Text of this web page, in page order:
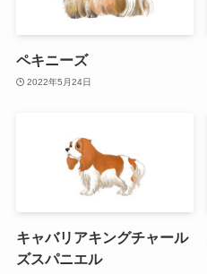
ペキニーズ
2022年5月24日
キャバリアキングチャール
ズスパニエル